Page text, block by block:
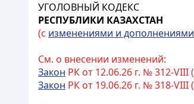
УГОЛОВНЫЙ КОДЕКС
РЕСПУБЛИКИ КАЗАХСТАН
(с изменениями и дополнениями
См. о внесении изменений:
Закон РК от 12.06.26 г. № 312-VIII (
Закон РК от 19.06.26 г. № 318-VIII (